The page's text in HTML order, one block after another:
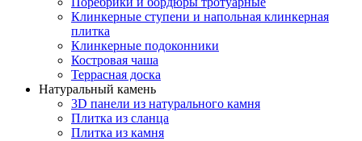
Клинкерные ступени и напольная клинкерная
плитка
Клинкерные подоконники
Костровая чаша
Террасная доска
Натуральный камень
3D панели из натурального камня
Плитка из сланца
Плитка из камня